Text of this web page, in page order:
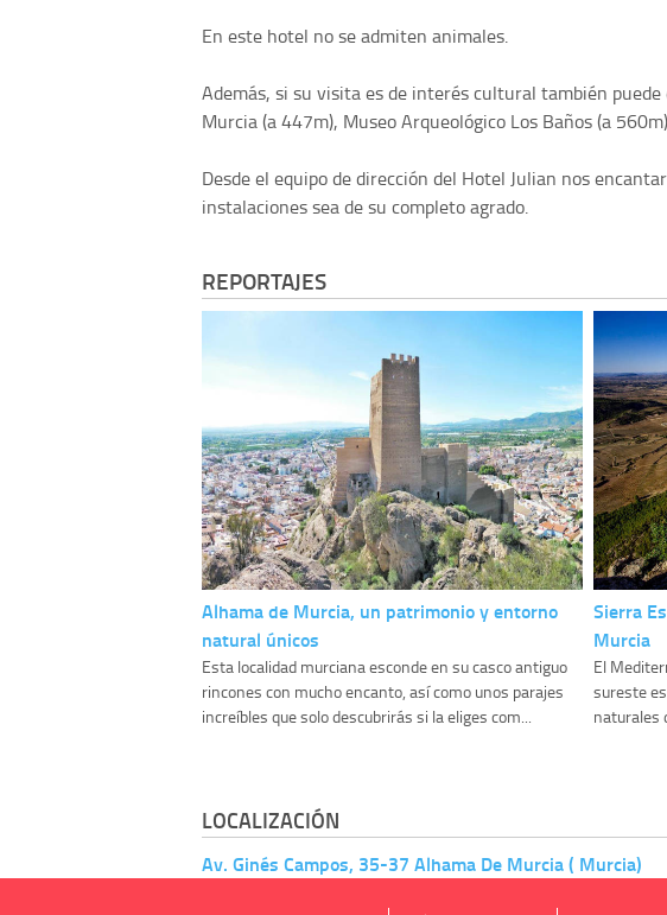
En este hotel no se admiten animales.
Además, si su visita es de interés cultural también
Murcia (a 447m), Museo Arqueológico Los Baños (a
Desde el equipo de dirección del Hotel Julian nos
instalaciones sea de su completo agrado.
REPORTAJES
Alhama de Murcia, un patrimonio y entorno
natural únicos
Esta localidad murciana esconde en su casco antiguo
rincones con mucho encanto, así como unos parajes
increíbles que solo descubrirás si la eliges com...
Sierra
Murcia
El
sureste
naturales
LOCALIZACIÓN
Av. Ginés Campos, 35-37 Alhama De Murcia ( Murcia)